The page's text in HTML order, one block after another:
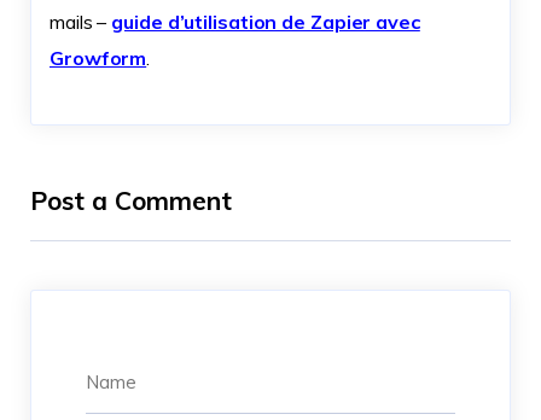
mails – guide d’utilisation de Zapier avec
Growform.
Post a Comment